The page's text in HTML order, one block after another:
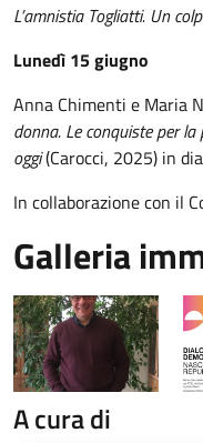
L’amnistia Togliatti. Un
Lunedì 15 giugno
Anna Chimenti e Maria
donna. Le conquiste per
oggi(Carocci, 2025) in
In collaborazione con il
Galleria
A cura di